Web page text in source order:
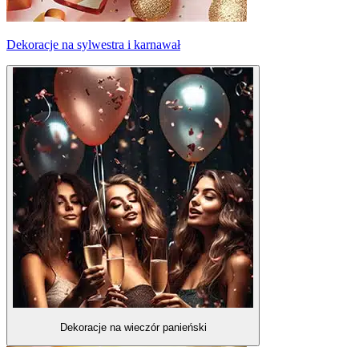
Dekoracje na sylwestra i karnawał
Dekoracje na wieczór panieński